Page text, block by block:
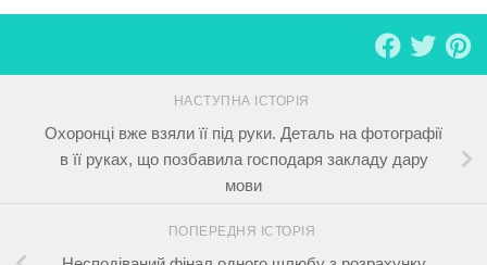
НАСТУПНА ІСТОРІЯ
Охоронці вже взяли її під руки. Деталь на фотографії
в її руках, що позбавила господаря закладу дару
мови
ПОПЕРЕДНЯ ІСТОРІЯ